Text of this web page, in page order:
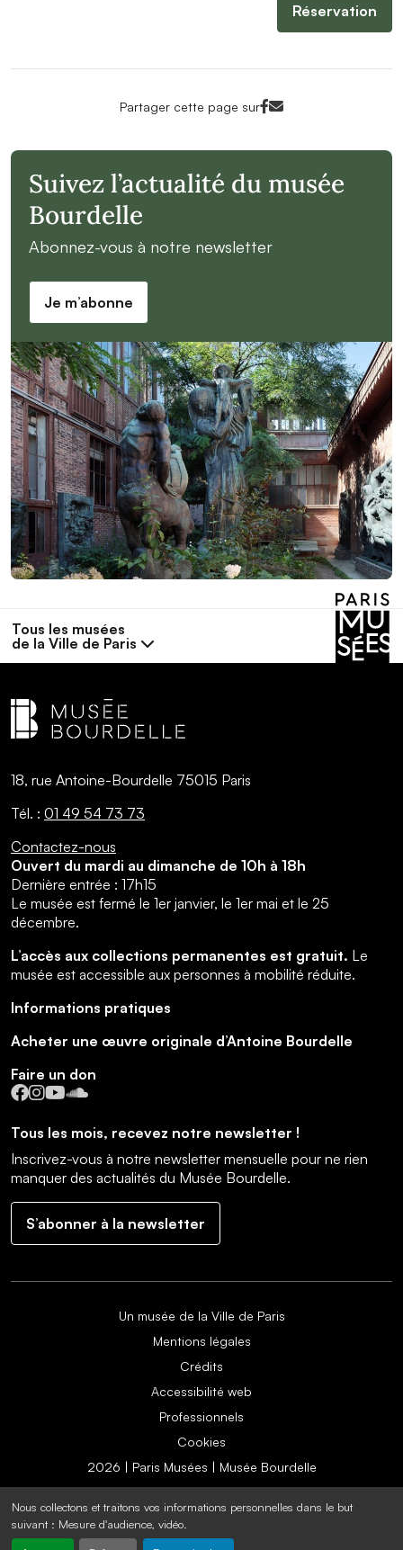
Nous collectons et traitons vos informations personnelles dans le but
suivant : Mesure d'audience, vidéo.
Réservation
Partager cette page surFacebook<
Mail<
Suivez l’actualité du musée
Bourdelle
Abonnez-vous à notre newsletter
Je m’abonne
Tous les musées
de la Ville de Paris
18, rue Antoine-Bourdelle 75015 Paris
Tél. : 01 49 54 73 73
Contactez-nous
Ouvert du mardi au dimanche de 10h à 18h
Dernière entrée : 17h15
Le musée est fermé le 1er janvier, le 1er mai et le 25
décembre.
L’accès aux collections permanentes est gratuit. Le
musée est accessible aux personnes à mobilité réduite.
Informations pratiques
Acheter une œuvre originale d’Antoine Bourdelle
Faire un don
Facebook
Instagram
YouTube
SoundCloud
Tous les mois, recevez notre newsletter !
Inscrivez-vous à notre newsletter mensuelle pour ne rien
manquer des actualités du Musée Bourdelle.
S’abonner à la newsletter
Un musée de la Ville de Paris
Mentions légales
Crédits
Accessibilité web
Professionnels
Cookies
2026 | Paris Musées | Musée Bourdelle